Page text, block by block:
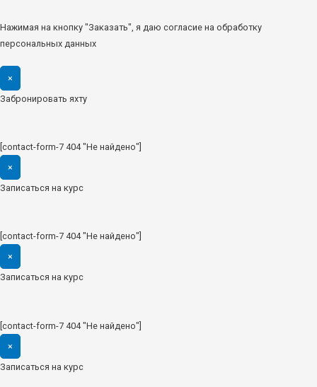
Нажимая на кнопку "Заказать", я даю согласие на обработку
персональных данных
×
Забронировать яхту
[contact-form-7 404 "Не найдено"]
×
Записаться на курс
[contact-form-7 404 "Не найдено"]
×
Записаться на курс
[contact-form-7 404 "Не найдено"]
×
Записаться на курс